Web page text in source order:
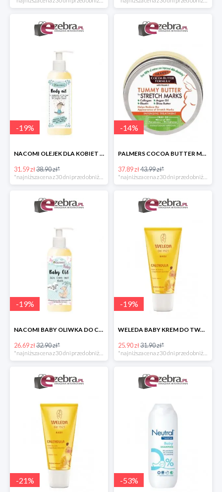
-19%
NACOMI OLEJEK DLA KOBIET W CIĄŻY NA ROZSTĘPY
31.59 zł38.90 zł*
-14%
PALMERS COCOA BUTTER MASŁO DO PIELĘGNACJI BRZUCHA W CIĄŻY
37.89 zł43.99 zł*
-19%
NACOMI BABY OLIWKA DO CIAŁA I KĄPIELI DLA DZIECI
26.69 zł32.90 zł*
*najniższa cena z 30 dni przed obniżką
-19%
WELEDA BABY KREM DO TWARZY DLA NIEMOWLĄT Z NAGIETKIEM
25.90 zł31.90 zł*
*najniższa cena z 30 dni przed obniżką
-21% -53%